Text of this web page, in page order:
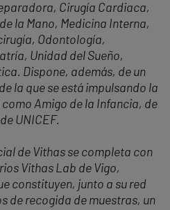
Cirugía Cardiaca,
la Mano, Medicina Interna,
Odontología,
Unidad del Sueño,
Dispone, además, de un
la que se está impulsando la
Amigo de la Infancia, de
UNICEF.
de Vithas se completa con
Vithas Lab de Vigo,
constituyen, junto a su red
de recogida de muestras, un